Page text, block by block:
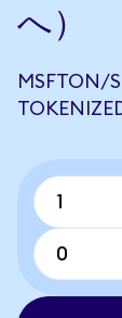
へ）
MSFTON/